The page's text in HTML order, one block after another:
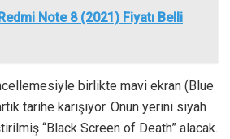
Note 8 (2021) Fiyatı Belli
birlikte mavi ekran (Blue
tarihe karışıyor. Onun yerini siyah
“Black Screen of Death” alacak.